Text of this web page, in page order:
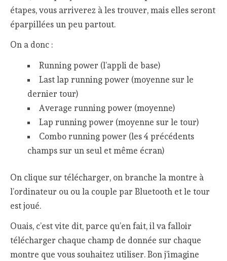
étapes, vous arriverez à les trouver, mais elles seront
éparpillées un peu partout.
On a donc :
Running power (l’appli de base)
Last lap running power (moyenne sur le
dernier tour)
Average running power (moyenne)
Lap running power (moyenne sur le tour)
Combo running power (les 4 précédents
champs sur un seul et même écran)
On clique sur télécharger, on branche la montre à
l’ordinateur ou ou la couple par Bluetooth et le tour
est joué.
Ouais, c’est vite dit, parce qu’en fait, il va falloir
télécharger chaque champ de donnée sur chaque
montre que vous souhaitez utiliser. Bon j’imagine